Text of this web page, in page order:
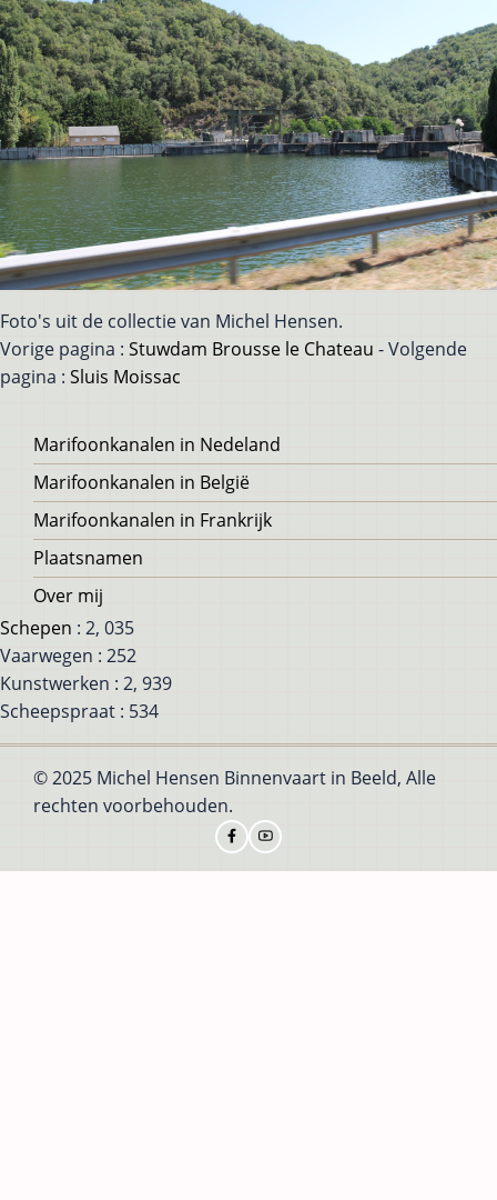
Foto's uit de collectie van Michel Hensen.
Vorige pagina : Stuwdam Brousse le Chateau - Volgende
pagina : Sluis Moissac
Voet
Marifoonkanalen in Nedeland
Marifoonkanalen in België
Marifoonkanalen in Frankrijk
Plaatsnamen
Over mij
Schepen : 2, 035
Vaarwegen : 252
Kunstwerken : 2, 939
Scheepspraat : 534
© 2025 Michel Hensen Binnenvaart in Beeld, Alle
rechten voorbehouden.